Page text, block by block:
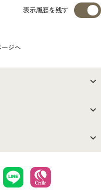
表示履歴を残す
ジへ
社案内